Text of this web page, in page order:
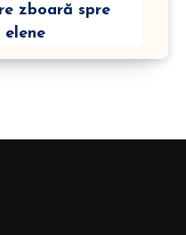
zboară spre